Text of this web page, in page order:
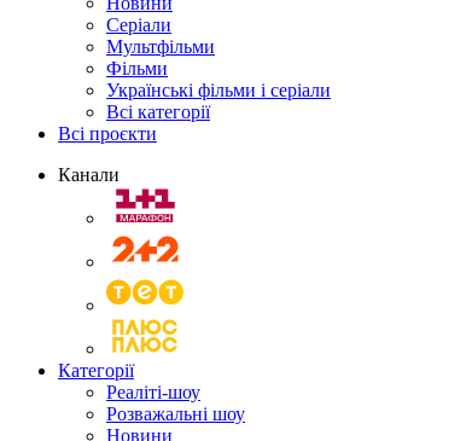
Серіали
Мультфільми
Фільми
Українські фільми і серіали
Всі категорії
Всі проєкти
Канали
Категорії
Реаліті-шоу
Розважальні шоу
Новини